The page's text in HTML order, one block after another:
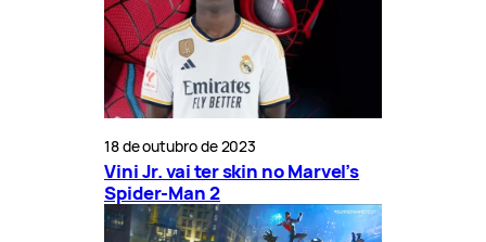
18 de outubro de 2023
Vini Jr. vai ter skin no Marvel’s
Spider-Man 2